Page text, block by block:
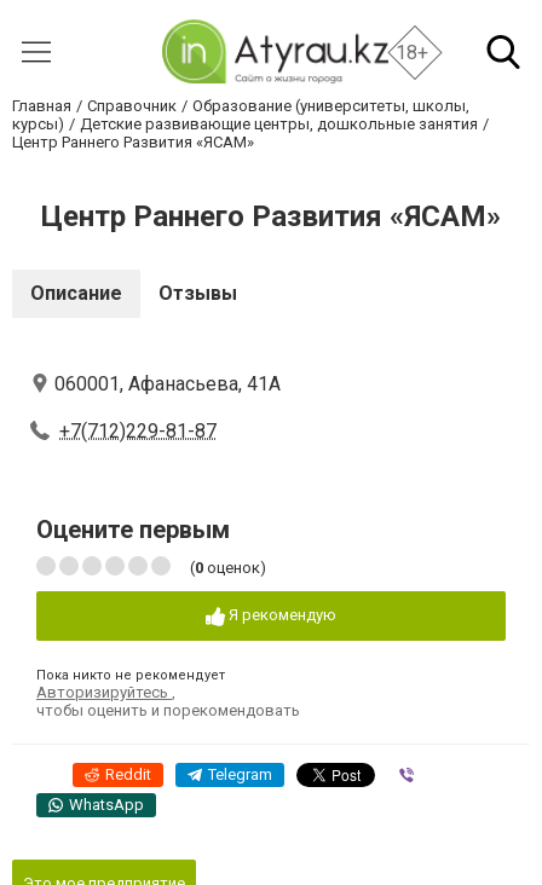
18+
Главная Справочник
Образование (университеты, школы,
курсы)
Детские развивающие центры, дошкольные занятия
Центр Раннего Развития «ЯСАМ»
Центр Раннего Развития «ЯСАМ»
Описание Отзывы
060001, Афанасьева, 41А
+7(712)229-81-87
Оцените первым
(0 оценок)
Я рекомендую
Пока никто не рекомендует
Авторизируйтесь
чтобы оценить и порекомендовать
Reddit Telegram
WhatsApp